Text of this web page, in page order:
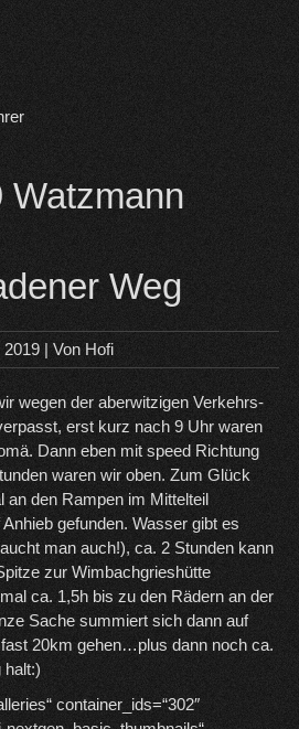
Watzmann
Weg
2019| Von Hofi
wegen der aberwitzigen Verkehrs-
erst kurz nach 9 Uhr waren
Dann eben mit speed Richtung
waren wir oben. Zum Glück
an den Rampen im Mittelteil
gefunden. Wasser gibt es
man auch!), ca. 2 Stunden kann
zur Wimbachgrieshütte
ca. 1,5h bis zu den Rädern an der
Sache summiert sich dann auf
20km gehen…plus dann noch ca.
halt:)
container_ids=“302″